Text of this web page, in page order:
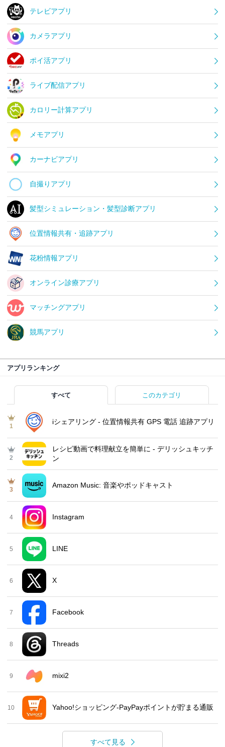
テレビアプリ
カメラアプリ
ポイ活アプリ
ライブ配信アプリ
カロリー計算アプリ
メモアプリ
カーナビアプリ
自撮りアプリ
髪型シミュレーション・髪型診断アプリ
位置情報共有・追跡アプリ
花粉情報アプリ
オンライン診療アプリ
マッチングアプリ
競馬アプリ
アプリランキング
すべて このカテゴリ
1
iシェアリング - 位置情報共有 GPS 電話 追跡アプリ
2
レシピ動画で料理献立を簡単‪に - デリッシュキッチ
ン
3
Amazon Music: 音楽やポッドキャスト
4 Instagram
5 LINE
6 X
7 Facebook
8 Threads
9 mixi2
10 Yahoo!ショッピング-PayPayポイントが貯まる通販
すべて見る